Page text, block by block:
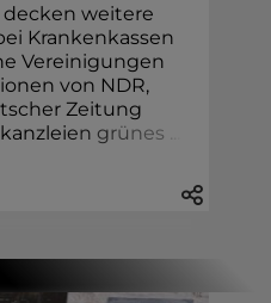
weitere
Krankenkassen
Vereinigungen
von NDR,
Zeitung
en grünes